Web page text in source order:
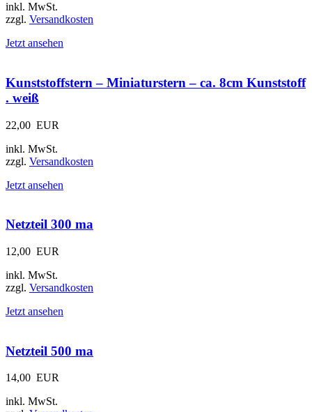
inkl. MwSt.
zzgl. Versandkosten
Jetzt ansehen
Kunststoffstern – Miniaturstern – ca. 8cm Kunststoff
. weiß
22,00 EUR
inkl. MwSt.
zzgl. Versandkosten
Jetzt ansehen
Netzteil 300 ma
12,00 EUR
inkl. MwSt.
zzgl. Versandkosten
Jetzt ansehen
Netzteil 500 ma
14,00 EUR
inkl. MwSt.